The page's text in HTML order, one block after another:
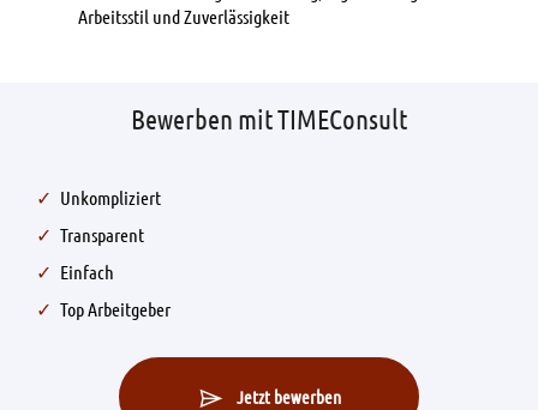
Arbeitsstil und Zuverlässigkeit
Bewerben mit TIMEConsult
Unkompliziert
Transparent
Einfach
Top Arbeitgeber
Jetzt bewerben